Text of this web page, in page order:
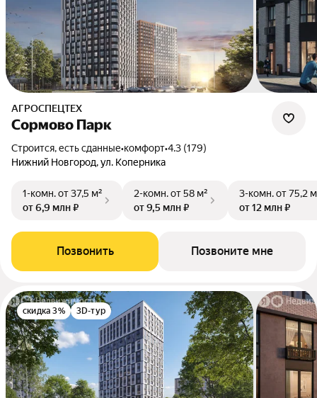
АГРОСПЕЦТЕХ
Сормово Парк
Строится, есть сданные•комфорт•4.3 (179)
Нижний Новгород, ул. Коперника
1-комн.от 37,5 м²
от 6,9 млн ₽
2-комн.от 58 м²
от 9,5 млн ₽
3-комн.от 75,2
от 12 млн ₽
Позвонить Позвоните мне
скидка 3% 3D-тур